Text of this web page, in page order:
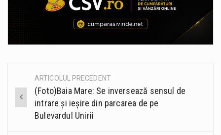
Post
navigation
ARTICOLUL PRECEDENT
(Foto)Baia Mare: Se inversează sensul de
intrare și ieșire din parcarea de pe
Bulevardul Unirii